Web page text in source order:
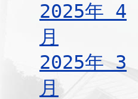
2025年 4
月
2025年 3
月